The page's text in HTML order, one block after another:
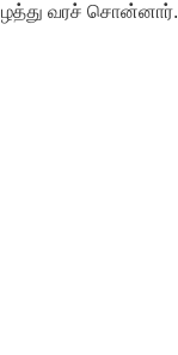
வரச் சொன்னார்.